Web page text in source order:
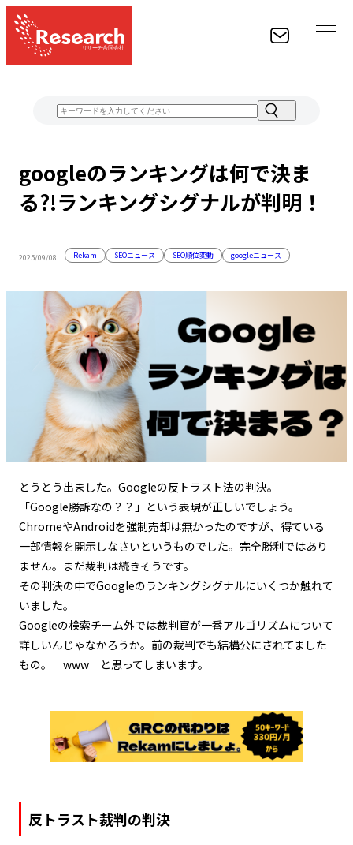
ものをコンサルティングし、結果をお約束します。
CONTACT
googleのランキングは何で決ま
る?!ランキングシグナルが判明！
2025/09/08 Rekam SEOニュース SEO順位変動 googleニュース
とうとう出ました。Googleの反トラスト法の判決。
「Google勝訴なの？？」という表現が正しいでしょう。
ChromeやAndroidを強制売却は無かったのですが、得ている
一部情報を開示しなさいというものでした。完全勝利ではあり
ません。まだ裁判は続きそうです。
その判決の中でGoogleのランキングシグナルにいくつか触れて
いました。
Googleの検索チーム外では裁判官が一番アルゴリズムについて
詳しいんじゃなかろうか。前の裁判でも結構公にされてました
もの。 www と思ってしまいます。
反トラスト裁判の判決